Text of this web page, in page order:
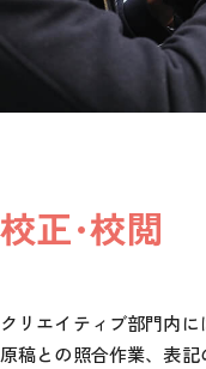
校正･校閲
クリエイティブ部門内に
原稿との照合作業、表